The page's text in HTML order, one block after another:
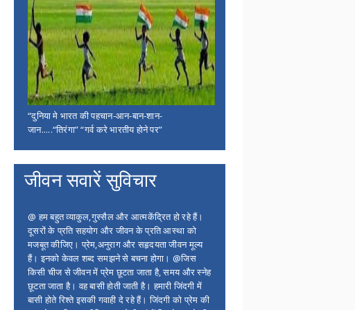
“दुनिया मे भारत की पहचान-आन-बान-शान-
जान.....“तिरंगा” “गर्व करे भारतीय होने पर”
जीवन सवारें सुविचार
@ हम बहुत व्याकुल,गुस्सैल और आत्मकेंद्रित हो रहे हैं।
दूसरों के प्रति सहयोग और जीवन के प्रति आस्था को
मजबूत कीजिए। प्रेम,अनुराग और सहृदयता जीवन मूल्य
हैं। इनको केवल शब्द समझने से बचना होगा। @जिस
किसी चीज से जीवन में प्रेम छूटता जाता है, समय और स्नेह
छूटता जाता है। वह बासी होती जाती है। हमारी जिंदगी में
बासी होते रिश्ते इसकी गवाही दे रहे हैं। जिंदगी को प्रेम की